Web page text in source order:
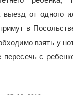
выезд от одного
в
взять у
с